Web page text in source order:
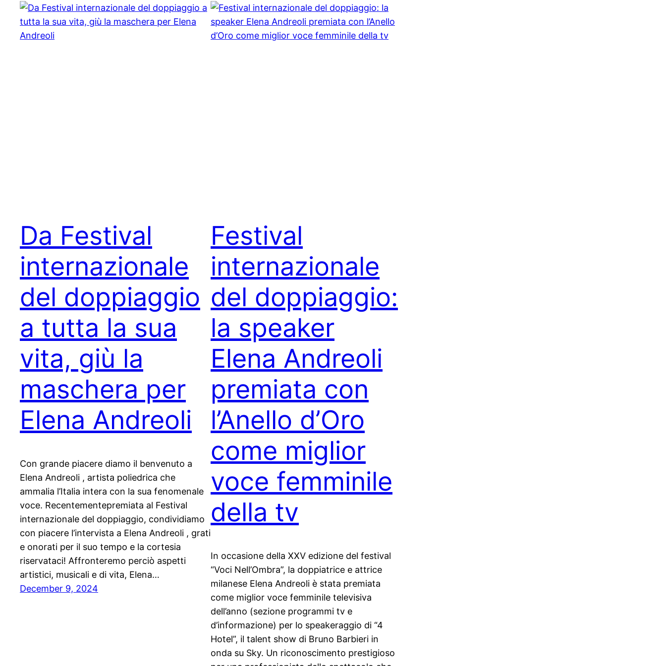
Da Festival
internazionale
del doppiaggio
a tutta la sua
vita, giù la
maschera per
Elena Andreoli
Con grande piacere diamo il benvenuto a
Elena Andreoli , artista poliedrica che
ammalia l’Italia intera con la sua fenomenale
voce. Recentementepremiata al Festival
internazionale del doppiaggio, condividiamo
con piacere l’intervista a Elena Andreoli , grati
e onorati per il suo tempo e la cortesia
riservataci! Affronteremo perciò aspetti
artistici, musicali e di vita, Elena…
December 9, 2024
Festival
internazionale
del doppiaggio:
la speaker
Elena Andreoli
premiata con
l’Anello d’Oro
come miglior
voce femminile
della tv
In occasione della XXV edizione del festival
“Voci Nell’Ombra”, la doppiatrice e attrice
milanese Elena Andreoli è stata premiata
come miglior voce femminile televisiva
dell’anno (sezione programmi tv e
d’informazione) per lo speakeraggio di “4
Hotel”, il talent show di Bruno Barbieri in
onda su Sky. Un riconoscimento prestigioso